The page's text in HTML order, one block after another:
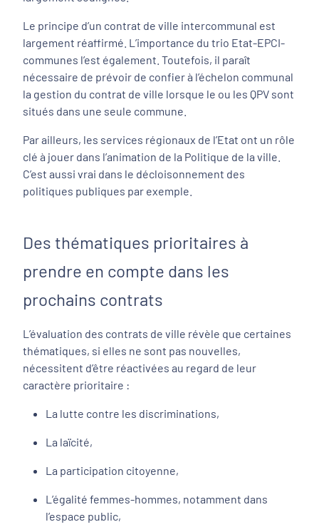
Le principe d’un contrat de ville intercommunal est
largement réaffirmé. L’importance du trio Etat-EPCI-
communes l’est également. Toutefois, il paraît
nécessaire de prévoir de confier à l’échelon communal
la gestion du contrat de ville lorsque le ou les QPV sont
situés dans une seule commune.
Par ailleurs, les services régionaux de l’Etat ont un rôle
clé à jouer dans l’animation de la Politique de la ville.
C’est aussi vrai dans le décloisonnement des
politiques publiques par exemple.
Des thématiques prioritaires à
prendre en compte dans les
prochains contrats
L’évaluation des contrats de ville révèle que certaines
thématiques, si elles ne sont pas nouvelles,
nécessitent d’être réactivées au regard de leur
caractère prioritaire :
La lutte contre les discriminations,
La laïcité,
La participation citoyenne,
L’égalité femmes-hommes, notamment dans
l’espace public,